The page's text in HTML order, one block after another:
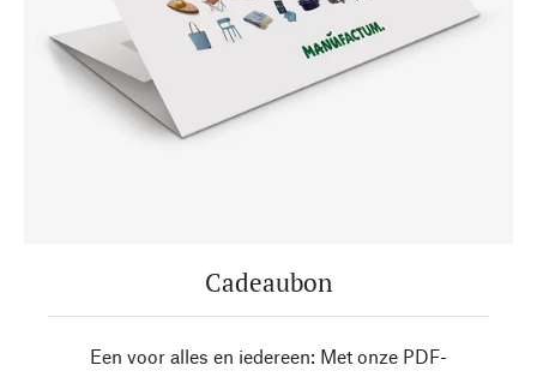
Cadeaubon
Een voor alles en iedereen: Met onze PDF-